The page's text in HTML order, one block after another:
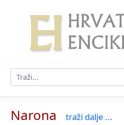
Narona
traži dalje ...